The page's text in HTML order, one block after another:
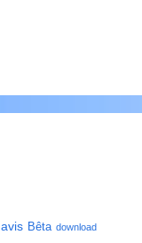
avis Bêta download